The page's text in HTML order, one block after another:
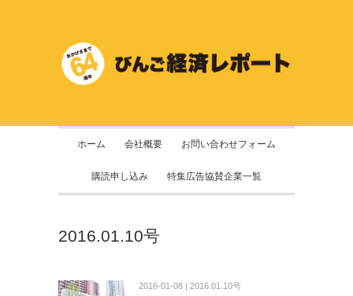
ホーム 会社概要 お問い合わせフォーム
購読申し込み 特集広告協賛企業一覧
2016.01.10号
2016-01-08 | 2016.01.10号